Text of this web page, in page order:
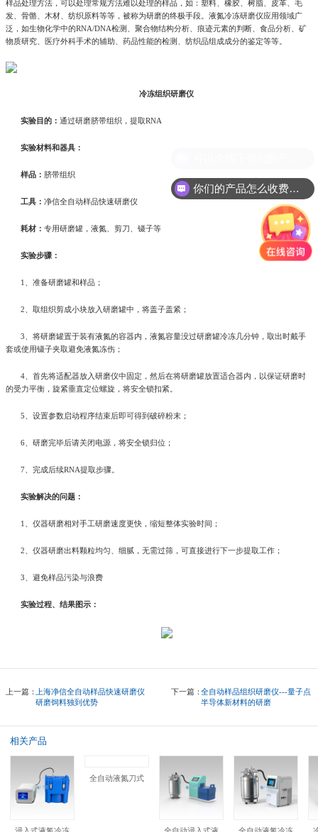
样品处理方法，可以处理常规方法难以处理的样品，如：塑料、橡胶、树脂、皮革、毛
发、骨骼、木材、纺织原料等等，被称为研磨的终极手段。液氮冷冻研磨仪应用领域广
泛，如生物化学中的RNA/DNA检测、聚合物结构分析、痕迹元素的判断、食品分析、矿
物质研究、医疗外科手术的辅助、药品性能的检测、纺织品组成成分的鉴定等等。
冷冻组织研磨仪
实验目的：通过研磨脐带组织，提取RNA
实验材料和器具：
样品： 脐带组织
工具：净信全自动样品快速研磨仪
耗材：专用研磨罐，液氮、剪刀、镊子等
实验步骤：
1、准备研磨罐和样品；
2、取组织剪成小块放入研磨罐中，将盖子盖紧；
3、将研磨罐置于装有液氮的容器内，液氮容量没过研磨罐冷冻几分钟，取出时戴手
套或使用镊子夹取避免液氮冻伤；
4、首先将适配器放入研磨仪中固定，然后在将研磨罐放置适合器内，以保证研磨时
的受力平衡，旋紧垂直定位螺旋，将安全锁扣紧。
5、设置参数启动程序结束后即可得到破碎粉末；
6、研磨完毕后请关闭电源，将安全锁归位；
7、完成后续RNA提取步骤。
实验解决的问题：
1、仪器研磨相对手工研磨速度更快，缩短整体实验时间；
2、仪器研磨出料颗粒均匀、细腻，无需过筛，可直接进行下一步提取工作；
3、避免样品污染与浪费
实验过程、结果图示：
上一篇：
上海净信全自动样品快速研磨仪
研磨饲料独到优势
下一篇：全自动样品组织研磨仪---量子点
半导体新材料的研磨
相关产品
全自动液氮刀式研磨仪
你们的产品怎么收费的呢?